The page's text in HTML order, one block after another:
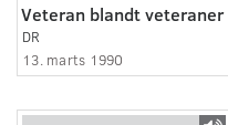
Veteran blandt veteraner
DR
13. marts 1990